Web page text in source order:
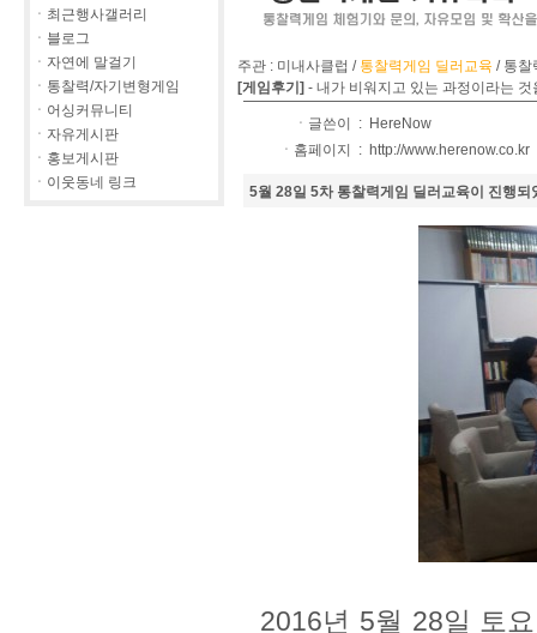
ㆍ최근행사갤러리
ㆍ블로그
ㆍ자연에 말걸기
ㆍ통찰력/자기변형게임
ㆍ어싱커뮤니티
ㆍ자유게시판
ㆍ홍보게시판
ㆍ이웃동네 링크
주관 : 미내사클럽 / 통찰력게임 딜러교육 / 통찰
[게임후기] - 내가 비워지고 있는 과정이라는 것
ㆍ글쓴이 : HereNow
ㆍ홈페이지 : http://www.herenow.co.kr
5월 28일 5차 통찰력게임 딜러교육이 진행되
2016년 5월 28일 토